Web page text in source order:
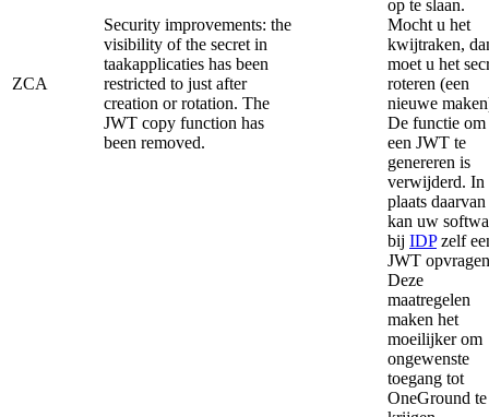
ZCA
Security improvements: the
visibility of the secret in
taakapplicaties has been
restricted to just after
creation or rotation. The
JWT copy function has
been removed.
op te slaan.
Mocht u het
kwijtraken,
moet u het
roteren (een
nieuwe
De functie om
een JWT te
genereren is
verwijderd. In
plaats daarvan
kan uw
bij IDPzelf
JWT
Deze
maatregelen
maken het
moeilijker om
ongewenste
toegang tot
OneGround te